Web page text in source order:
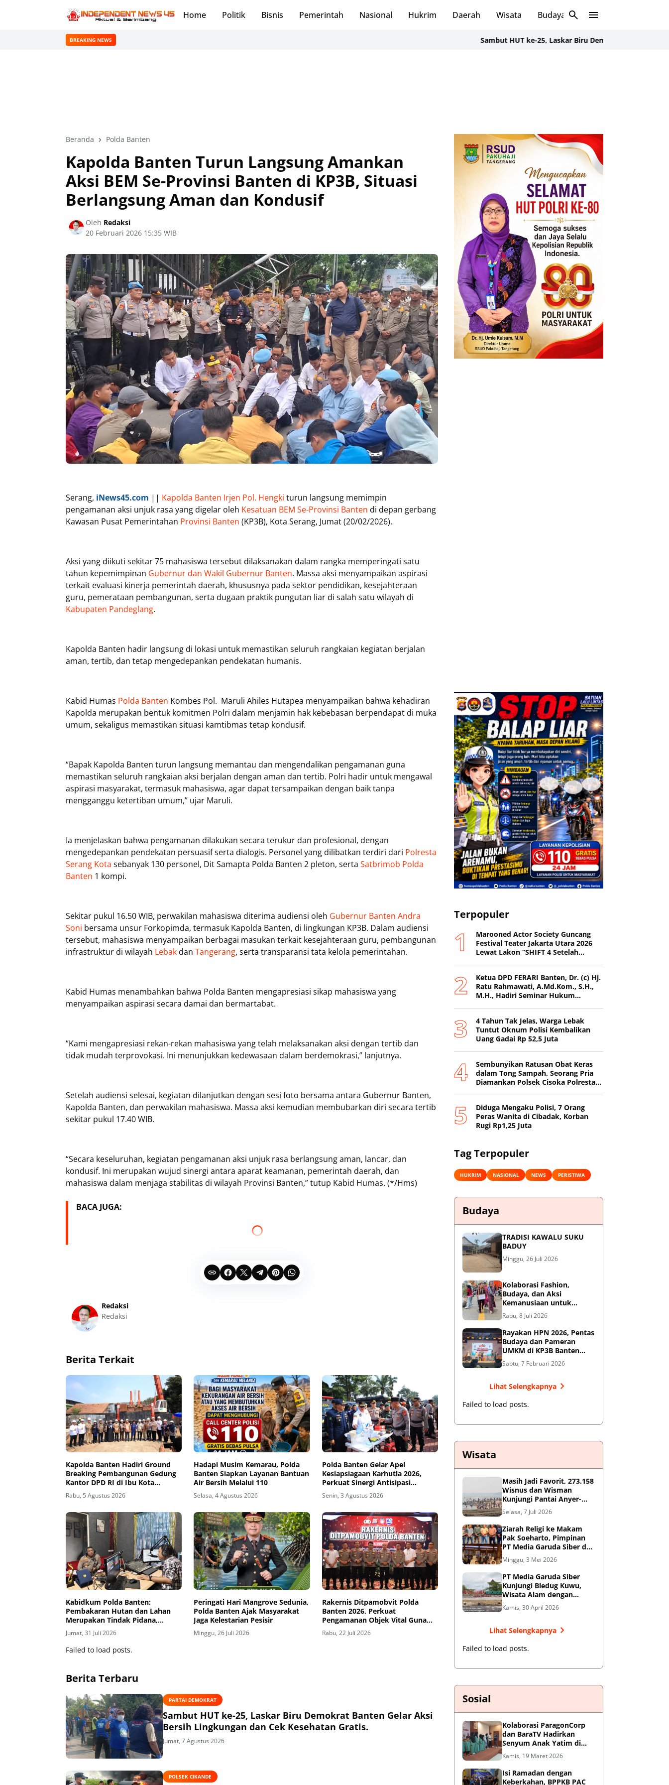
Home Politik Bisnis Pemerintah Nasional Hukrim Daerah Wisata Budaya Sosial
BREAKING NEWS Sambut HUT ke-25, Laskar Biru Demokrat Banten Gelar Aksi
Beranda Polda Banten
Kapolda Banten Turun Langsung Amankan
Aksi BEM Se-Provinsi Banten di KP3B, Situasi
Berlangsung Aman dan Kondusif
Oleh Redaksi
20 Februari 2026 15:35 WIB
Serang, iNews45.com || Kapolda Banten Irjen Pol. Hengki turun langsung memimpin
pengamanan aksi unjuk rasa yang digelar oleh Kesatuan BEM Se-Provinsi Banten di depan gerbang
Kawasan Pusat Pemerintahan Provinsi Banten (KP3B), Kota Serang, Jumat (20/02/2026).
Aksi yang diikuti sekitar 75 mahasiswa tersebut dilaksanakan dalam rangka memperingati satu
tahun kepemimpinan Gubernur dan Wakil Gubernur Banten. Massa aksi menyampaikan aspirasi
terkait evaluasi kinerja pemerintah daerah, khususnya pada sektor pendidikan, kesejahteraan
guru, pemerataan pembangunan, serta dugaan praktik pungutan liar di salah satu wilayah di
Kabupaten Pandeglang.
Kapolda Banten hadir langsung di lokasi untuk memastikan seluruh rangkaian kegiatan berjalan
aman, tertib, dan tetap mengedepankan pendekatan humanis.
Kabid Humas Polda Banten Kombes Pol. Maruli Ahiles Hutapea menyampaikan bahwa kehadiran
Kapolda merupakan bentuk komitmen Polri dalam menjamin hak kebebasan berpendapat di muka
umum, sekaligus memastikan situasi kamtibmas tetap kondusif.
“Bapak Kapolda Banten turun langsung memantau dan mengendalikan pengamanan guna
memastikan seluruh rangkaian aksi berjalan dengan aman dan tertib. Polri hadir untuk mengawal
aspirasi masyarakat, termasuk mahasiswa, agar dapat tersampaikan dengan baik tanpa
mengganggu ketertiban umum,” ujar Maruli.
Ia menjelaskan bahwa pengamanan dilakukan secara terukur dan profesional, dengan
mengedepankan pendekatan persuasif serta dialogis. Personel yang dilibatkan terdiri dari Polresta
Serang Kota sebanyak 130 personel, Dit Samapta Polda Banten 2 pleton, serta Satbrimob Polda
Banten 1 kompi.
Sekitar pukul 16.50 WIB, perwakilan mahasiswa diterima audiensi oleh Gubernur Banten Andra
Soni bersama unsur Forkopimda, termasuk Kapolda Banten, di lingkungan KP3B. Dalam audiensi
tersebut, mahasiswa menyampaikan berbagai masukan terkait kesejahteraan guru, pembangunan
infrastruktur di wilayah Lebakdan Tangerang, serta transparansi tata kelola pemerintahan.
Kabid Humas menambahkan bahwa Polda Banten mengapresiasi sikap mahasiswa yang
menyampaikan aspirasi secara damai dan bermartabat.
“Kami mengapresiasi rekan-rekan mahasiswa yang telah melaksanakan aksi dengan tertib dan
tidak mudah terprovokasi. Ini menunjukkan kedewasaan dalam berdemokrasi,” lanjutnya.
Setelah audiensi selesai, kegiatan dilanjutkan dengan sesi foto bersama antara Gubernur Banten,
Kapolda Banten, dan perwakilan mahasiswa. Massa aksi kemudian membubarkan diri secara tertib
sekitar pukul 17.40 WIB.
“Secara keseluruhan, kegiatan pengamanan aksi unjuk rasa berlangsung aman, lancar, dan
kondusif. Ini merupakan wujud sinergi antara aparat keamanan, pemerintah daerah, dan
mahasiswa dalam menjaga stabilitas di wilayah Provinsi Banten,” tutup Kabid Humas. (*/Hms)
BACA JUGA:
Redaksi
Redaksi
Berita Terkait
Kapolda Banten Hadiri Ground
Breaking Pembangunan Gedung
Kantor DPD RI di Ibu Kota
Provinsi Banten
Rabu, 5 Agustus 2026
Hadapi Musim Kemarau, Polda
Banten Siapkan Layanan Bantuan
Air Bersih Melalui 110
Selasa, 4 Agustus 2026
Polda Banten Gelar Apel
Kesiapsiagaan Karhutla 2026,
Perkuat Sinergi Antisipasi
Bencana
Senin, 3 Agustus 2026
Kabidkum Polda Banten:
Pembakaran Hutan dan Lahan
Merupakan Tindak Pidana,
Pelaku Akan Ditindak Tegas
Jumat, 31 Juli 2026
Peringati Hari Mangrove Sedunia,
Polda Banten Ajak Masyarakat
Jaga Kelestarian Pesisir
Minggu, 26 Juli 2026
Rakernis Ditpamobvit Polda
Banten 2026, Perkuat
Pengamanan Objek Vital Guna
Mendukung Asta Cita
Rabu, 22 Juli 2026
Failed to load posts.
Berita Terbaru
PARTAI DEMOKRAT
Sambut HUT ke-25, Laskar Biru Demokrat Banten Gelar Aksi
Bersih Lingkungan dan Cek Kesehatan Gratis.
Jumat, 7 Agustus 2026
POLSEK CIKANDE
Terpopuler
Marooned Actor Society Guncang
Festival Teater Jakarta Utara 2026
Lewat Lakon “SHIFT 4 Setelah
Ketua DPD FERARI Banten, Dr. (c) Hj.
Ratu Rahmawati, A.Md.Kom., S.H.,
M.H., Hadiri Seminar Hukum
4 Tahun Tak Jelas, Warga Lebak
Tuntut Oknum Polisi Kembalikan
Uang Gadai Rp 52,5 Juta
Sembunyikan Ratusan Obat Keras
dalam Tong Sampah, Seorang Pria
Diamankan Polsek Cisoka Polresta
Diduga Mengaku Polisi, 7 Orang
Peras Wanita di Cibadak, Korban
Rugi Rp1,25 Juta
Tag Terpopuler
HUKRIM NASIONAL NEWS PERISTIWA
Budaya
TRADISI KAWALU SUKU
BADUY
Minggu, 26 Juli 2026
Kolaborasi Fashion,
Budaya, dan Aksi
Kemanusiaan untuk
Pasien Kanker Dhuafa
Rabu, 8 Juli 2026
Rayakan HPN 2026, Pentas
Budaya dan Pameran
UMKM di KP3B Banten
Sedot Antusiasme Warga
Sabtu, 7 Februari 2026
Lihat Selengkapnya
Failed to load posts.
Wisata
Masih Jadi Favorit, 273.158
Wisnus dan Wisman
Kunjungi Pantai Anyer-
Cinangka Selama Libur
Sekolah
Selasa, 7 Juli 2026
Ziarah Religi ke Makam
Pak Soeharto, Pimpinan
PT Media Garuda Siber dan
Redaksi Hormati Jasa Sang
Jendral Besar
Minggu, 3 Mei 2026
PT Media Garuda Siber
Kunjungi Bledug Kuwu,
Wisata Alam dengan
Segudang Keunikan dan
Potensi UMKM
Kamis, 30 April 2026
Lihat Selengkapnya
Failed to load posts.
Sosial
Kolaborasi ParagonCorp
dan BaraTV Hadirkan
Senyum Anak Yatim di
Hotel Le Semar Tangerang
Kamis, 19 Maret 2026
Isi Ramadan dengan
Keberkahan, BPPKB PAC